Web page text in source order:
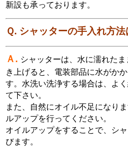
新設も承っております。
Ｑ. シャッターの手入れ方法
Ａ. シャッターは、水に濡れた
き上げると、電装部品に水がか
す。水洗い洗浄する場合は、よ
て下さい。
また、自然にオイル不足になり
ルアップを行ってください。
オイルアップをすることで、シ
びます。